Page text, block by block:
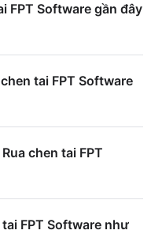
FPT Software gần đây
tai FPT Software
chen tai FPT
FPT Software như